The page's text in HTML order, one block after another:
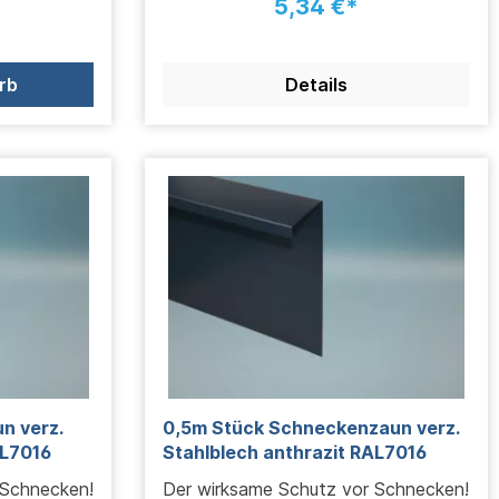
5,34 €*
Details
verz.
0,5m Stück Schneckenzaun verz.
Stahlblech anthrazit RAL7016
Der wirksame Schutz vor Schnecken!